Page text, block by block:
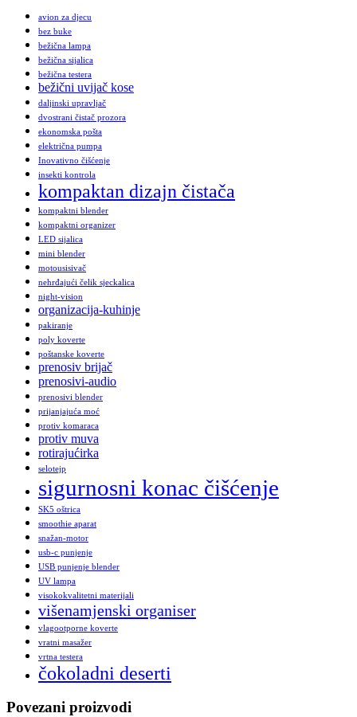
avion za djecu
bez buke
bežična lampa
bežična sijalica
bežična testera
bežični uvijač kose
daljinski upravljač
dvostrani čistač prozora
ekonomska pošta
električna pumpa
Inovativno čišćenje
insekti kontrola
kompaktan dizajn čistača
kompaktni blender
kompaktni organizer
LED sijalica
mini blender
motousisivač
nehrđajući čelik sjeckalica
night-vision
organizacija-kuhinje
pakiranje
poly koverte
poštanske koverte
prenosiv brijač
prenosivi-audio
prenosivi blender
prijanjajuća moć
protiv komaraca
protiv muva
rotirajućirka
selotejp
sigurnosni konac čišćenje
SK5 oštrica
smoothie aparat
snažan-motor
usb-c punjenje
USB punjenje blender
UV lampa
visokokvalitetni materijali
višenamjenski organiser
vlagootporne koverte
vratni masažer
vrtna testera
čokoladni deserti
Povezani proizvodi